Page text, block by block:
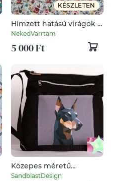
KÉSZLETEN
Hímzett hatású virágok -
vízhatlan gyöngyvászon
NekedVarrtam
5 000 Ft
Közepes méretű
dobermann válltáska
SandblastDesign